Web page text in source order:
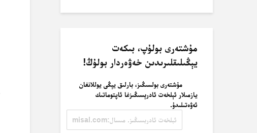
مۇشتەرى بولۇپ، بىكەت
يېڭىلىقلىرىدىن خەۋەردار بولۇڭ!
مۇشتەرى بولسىڭىز، بارلىق يېڭى يوللانغان
يازمىلار ئېلخەت ئادرېسىڭىزغا ئاپتوماتىك
ئەۋەتىلىدۇ.
ئادرېسىڭىز.